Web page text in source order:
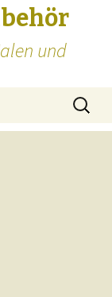
und
Suchen
nach: